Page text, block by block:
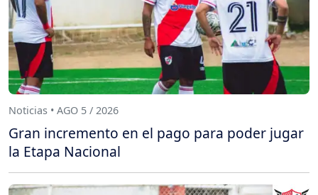
Noticias • AGO 5 / 2026
Gran incremento en el pago para poder jugar
la Etapa Nacional